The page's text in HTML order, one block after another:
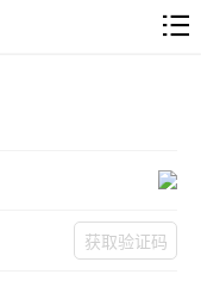
获取验证码